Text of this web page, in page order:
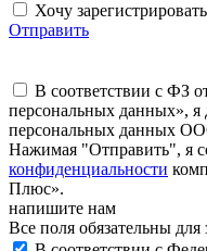
Хочу
Отправить
В соответствии с ФЗ
персональных данных», я
персональных данных
Нажимая "Отправить", я
конфиденциальности
Плюс».
напишите нам
Все поля обязательны для